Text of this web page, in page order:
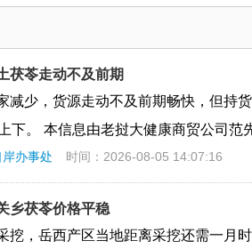
茯苓走动不及前期
减少，货源走动不及前期畅快，但持
下。 本信息由老挝大健康商贸公司范
办事处 时间：2026-08-05 14:07:16
乡茯苓价格平稳
挖，岳西产区当地距离采挖还需一月